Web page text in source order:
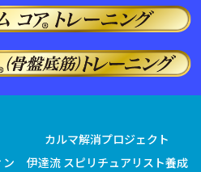
カルマ解消プロジェクト
伊達流 スピリチュアリスト養成